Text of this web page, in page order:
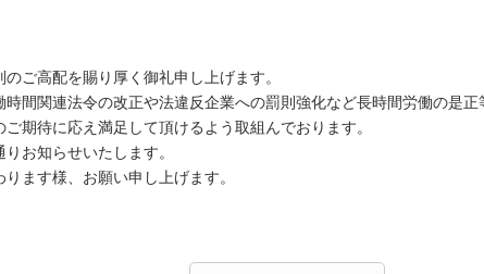
ご高配を賜り厚く御礼申し上げます。
間関連法令の改正や法違反企業への罰則強化など長時間労働の是
期待に応え満足して頂けるよう取組んでおります。
お知らせいたします。
ます様、お願い申し上げます。